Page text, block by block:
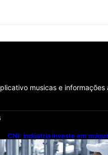
musicas e informações
CNI: indústria investe em
modernização tecnológica